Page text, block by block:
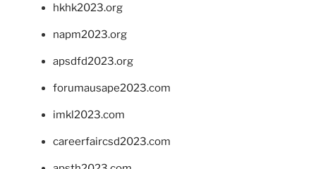
hkhk2023.org
napm2023.org
apsdfd2023.org
forumausape2023.com
imkl2023.com
careerfaircsd2023.com